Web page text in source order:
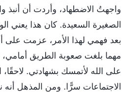
واجهتُ الاضطهاد، وأردت أن أنبذ
الصغيرة السعيدة. كان هذا يعني
بعد فهمي لهذا الأمر، عزمت على
مهما بلغت صعوبة الطريق
على الله لأتمسك بشهادتي.
الاجتماعات سرًّا. ومن المذهل أنه